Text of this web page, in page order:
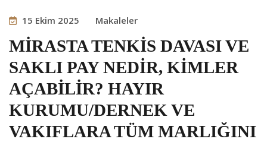
15 Ekim 2025 Makaleler
MİRASTA TENKİS DAVASI VE
SAKLI PAY NEDİR, KİMLER
AÇABİLİR? HAYIR
KURUMU/DERNEK VE
VAKIFLARA TÜM MARLIĞINI